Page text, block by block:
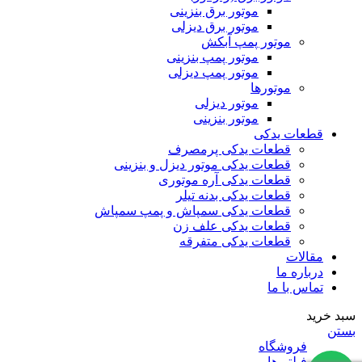
موتور برق بنزینی
موتور برق دیزلی
موتور پمپ آبکش
موتور پمپ بنزینی
موتور پمپ دیزلی
موتورها
موتور دیزلی
موتور بنزینی
قطعات یدکی
قطعات یدکی پرمصرف
قطعات یدکی موتور دیزل و بنزینی
قطعات یدکی آره موتوری
قطعات یدکی بدنه تیلر
قطعات یدکی سمپاش و پمپ سمپاش
قطعات یدکی علف زن
قطعات یدکی متفرقه
مقالات
درباره ما
تماس با ما
سبد خرید
بستن
فروشگاه